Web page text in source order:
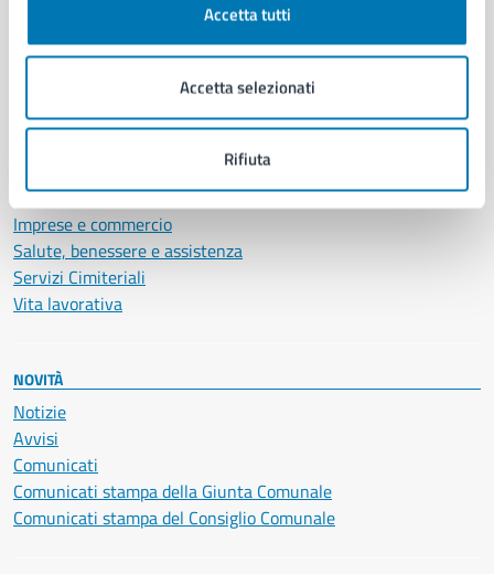
Accetta tutti
Accetta selezionati
Rifiuta
Ambiente
Anagrafe e stato civile
Cultura e tempo libero
Giustizia e sicurezza pubblica
Imprese e commercio
Salute, benessere e assistenza
Servizi Cimiteriali
Vita lavorativa
NOVITÀ
Notizie
Avvisi
Comunicati
Comunicati stampa della Giunta Comunale
Comunicati stampa del Consiglio Comunale